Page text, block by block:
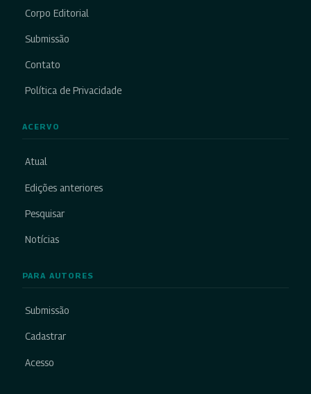
Corpo Editorial
Submissão
Contato
Política de Privacidade
ACERVO
Atual
Edições anteriores
Pesquisar
Notícias
PARA AUTORES
Submissão
Cadastrar
Acesso